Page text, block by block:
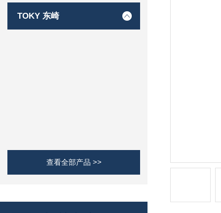
TOKY 东崎
查看全部产品 >>